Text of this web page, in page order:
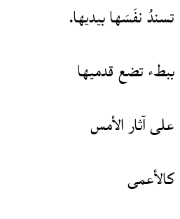
تسندُ نفَسَها بيديها.
ببطء تضع قدميها
على آثار الأمس
كالأعمى